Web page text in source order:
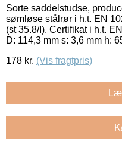
Sorte saddelstudse,
sømløse stålrør i h.t. EN
(st 35.8/I). Certifikat i h.t.
D: 114,3 mm s: 3,6 mm h:
178 kr. (Vis fragtpris)